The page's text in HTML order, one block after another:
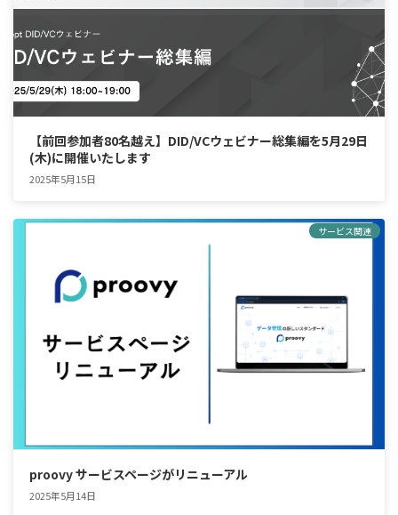
【前回参加者80名越え】DID/VCウェビナー総集編を5月29日
(木)に開催いたします
2025年5月15日
サービス関連
proovy サービスページがリニューアル
2025年5月14日